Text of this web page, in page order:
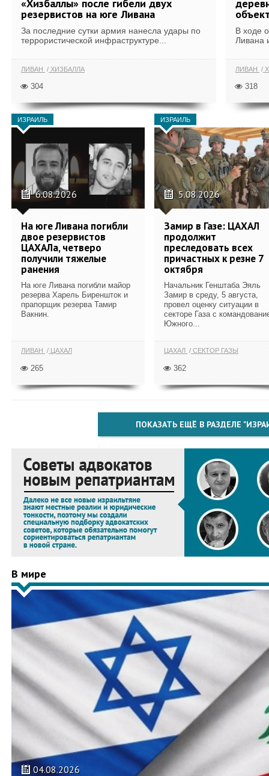
«Хизбаллы» после гибели двух
резервистов на юге Ливана
За последние сутки армия нанесла удары по
террористической инфраструктуре...
ЛИВАН ХИЗБАЛЛА
304
В ходе
Ливана
ЛИВАН
318
ИЗРАИЛЬ
6.08.2026
На юге Ливана погибли
двое резервистов
ЦАХАЛа, четверо
получили тяжелые
ранения
На юге Ливана погибли майор
резерва Харель Биреншток и
прапорщик резерва Тамир
Вакнин.
ЛИВАН ЦАХАЛ
265
ИЗРАИЛЬ
5.08.2026
Замир в Газе: ЦАХАЛ
продолжит
преследовать всех
причастных к резне 7
октября
Начальник Генштаба Эяль
Замир в среду, 5 августа,
провел оценку ситуации в
секторе Газа с
Южного...
ЦАХАЛ СЕКТОР ГАЗЫ
362
ПОКАЗАТЬ ЕЩЁ В РАЗДЕЛЕ
В мире
04.08.2026